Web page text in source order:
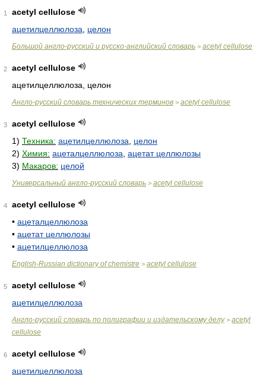
1
acetyl cellulose
ацетилцеллюлоза
целон
Большой англо-русский и русско-английский словарь > acetyl cellulose
2
acetyl cellulose
ацетилцеллюлоза, целон
Англо-русский словарь технических терминов > acetyl cellulose
3
acetyl cellulose
1) Техника: ацетилцеллюлоза
целон
2) Химия: ацеталцеллюлоза ацетат целлюлозы
3) Макаров: целой
Универсальный англо-русский словарь > acetyl cellulose
4
acetyl cellulose
• ацеталцеллюлоза
• ацетат целлюлозы
• ацетилцеллюлоза
English-Russian dictionary of chemistre > acetyl cellulose
5
acetyl cellulose
ацетилцеллюлоза
Англо-русский словарь по полиграфии и издательскому делу> acetyl
cellulose
6
acetyl cellulose
ацетилцеллюлоза